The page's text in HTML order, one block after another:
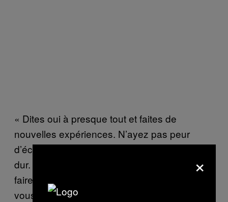
« Dites oui à presque tout et faites de
nouvelles expériences. N’ayez pas peur
d’échouer, et n’ayez pas peur de travailler
dur. Faites vos photos – n’essayez pas de
faire les photos de quelqu’un d’autre. Ne
vous perdez pas mentalement. L’appareil
×